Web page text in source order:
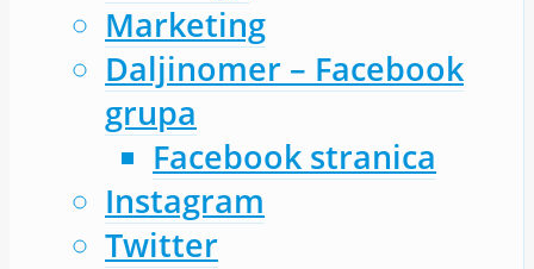
Marketing
Daljinomer – Facebook
grupa
Facebook stranica
Instagram
Twitter